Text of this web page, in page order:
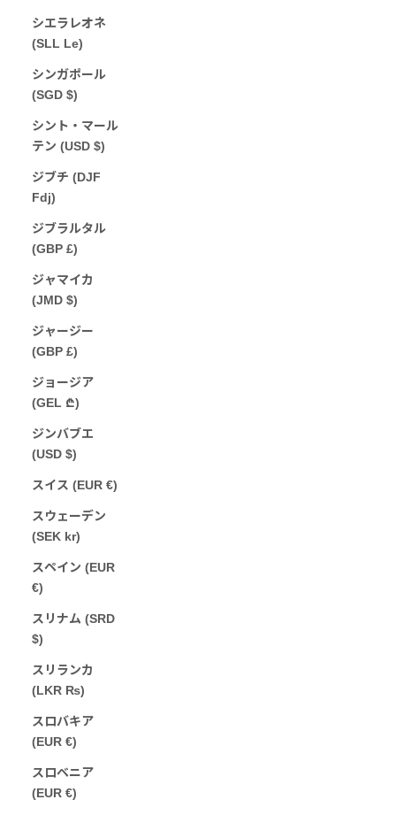
シエラレオネ
(SLL Le)
シンガポール
(SGD $)
シント・マール
テン (USD $)
ジブチ (DJF
Fdj)
ジブラルタル
(GBP £)
ジャマイカ
(JMD $)
ジャージー
(GBP £)
ジョージア
(GEL ₾)
ジンバブエ
(USD $)
スイス (EUR €)
スウェーデン
(SEK kr)
スペイン (EUR
€)
スリナム (SRD
$)
スリランカ
(LKR ₨)
スロバキア
(EUR €)
スロベニア
(EUR €)